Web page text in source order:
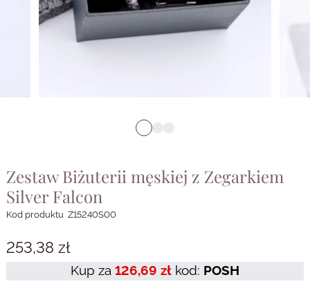
Zestaw Biżuterii męskiej z Zegarkiem
Silver Falcon
Kod produktu Z15240S00
253,38 zł
Kup za 126,69 zł kod: POSH